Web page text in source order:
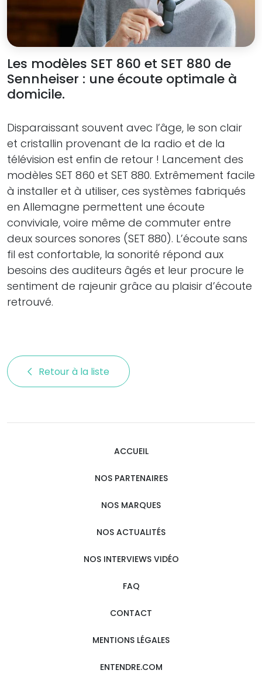
Les modèles SET 860 et SET 880 de
Sennheiser : une écoute optimale à
domicile.
Disparaissant souvent avec l’âge, le son clair
et cristallin provenant de la radio et de la
télévision est enfin de retour ! Lancement des
modèles SET 860 et SET 880. Extrêmement facile
à installer et à utiliser, ces systèmes fabriqués
en Allemagne permettent une écoute
conviviale, voire même de commuter entre
deux sources sonores (SET 880). L’écoute sans
fil est confortable, la sonorité répond aux
besoins des auditeurs âgés et leur procure le
sentiment de rajeunir grâce au plaisir d’écoute
retrouvé.
Retour à la liste
ACCUEIL
NOS PARTENAIRES
NOS MARQUES
NOS ACTUALITÉS
NOS INTERVIEWS VIDÉO
FAQ
CONTACT
MENTIONS LÉGALES
ENTENDRE.COM